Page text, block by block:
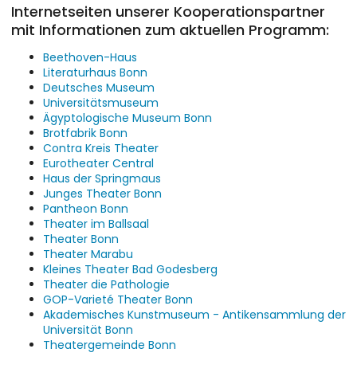
Internetseiten unserer Kooperationspartner
mit Informationen zum aktuellen Programm:
Beethoven-Haus
Literaturhaus Bonn
Deutsches Museum
Universitätsmuseum
Ägyptologische Museum Bonn
Brotfabrik Bonn
Contra Kreis Theater
Eurotheater Central
Haus der Springmaus
Junges Theater Bonn
Pantheon Bonn
Theater im Ballsaal
Theater Bonn
Theater Marabu
Kleines Theater Bad Godesberg
Theater die Pathologie
GOP-Varieté Theater Bonn
Akademisches Kunstmuseum - Antikensammlung der
Universität Bonn
Theatergemeinde Bonn